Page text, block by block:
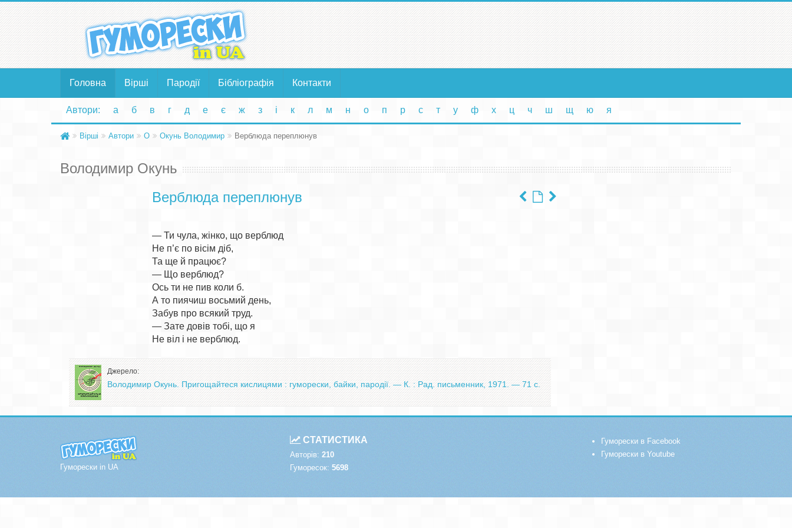
Головна Вірші Пародії Бібліографія Контакти
Автори: а б в г д е є ж з і к л м н о п р с т у ф х ц ч ш щ ю я
Вірші Автори О Окунь Володимир Верблюда переплюнув
Володимир Окунь
Верблюда переплюнув
— Ти чула, жінко, що верблюд
Не п’є по вісім діб,
Та ще й працює?
— Що верблюд?
Ось ти не пив коли б.
А то пиячиш восьмий день,
Забув про всякий труд.
— Зате довів тобі, що я
Джерело:
Володимир Окунь. Пригощайтеся кислицями : гуморески, байки, пародії. — К. : Рад. письменник, 1971. — 71 с.
Гуморески in UA
СТАТИСТИКА
Авторів: 210
Гуморесок: 5698
Гуморески в Facebook
Гуморески в Youtube